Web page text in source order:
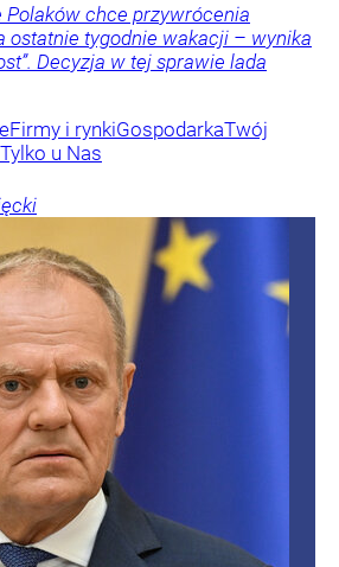
chce przywrócenia
ostatnie tygodnie wakacji – wynika
Decyzja w tej sprawie lada
Firmy i rynkiGospodarkaTwój
Tylko u Nas